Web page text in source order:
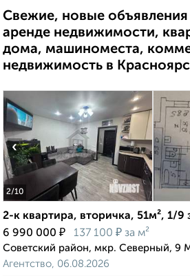
Свежие, новые
аренде недвижимости,
дома, машиноместа,
недвижимость в
2/10
‹
2-к квартира, вторичка, 51м², 1/9
6 990 000 ₽ 137 100 ₽ за м²
Советский район, мкр. Северный, 9
Агентство, 06.08.2026